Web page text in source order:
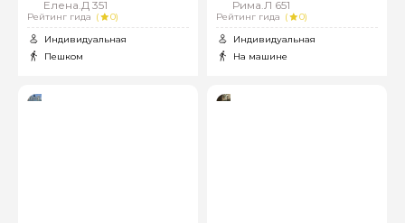
Елена.Д 351
Рейтинг гида (
0)
Индивидуальная
Пешком
Рима.Л 651
Рейтинг гида (
0)
Индивидуальная
На машине